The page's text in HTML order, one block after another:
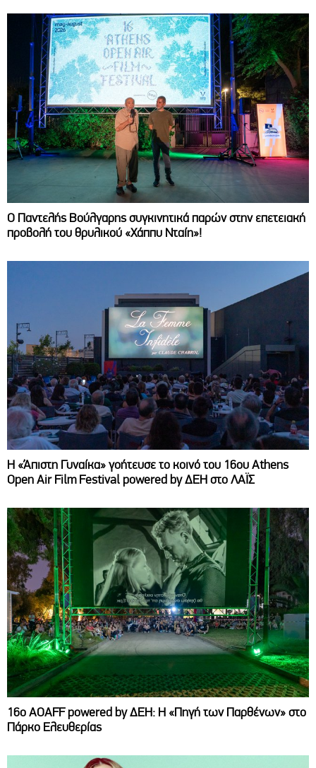
Ο Παντελής Βούλγαρης συγκινητικά παρών στην επετειακή
προβολή του θρυλικού «Χάππυ Νταίη»!
Η «Άπιστη Γυναίκα» γοήτευσε το κοινό του 16ου Athens
Open Air Film Festival powered by ΔΕΗ στο ΛΑΪΣ
16ο AOAFF powered by ΔΕΗ: Η «Πηγή των Παρθένων» στο
Πάρκο Ελευθερίας